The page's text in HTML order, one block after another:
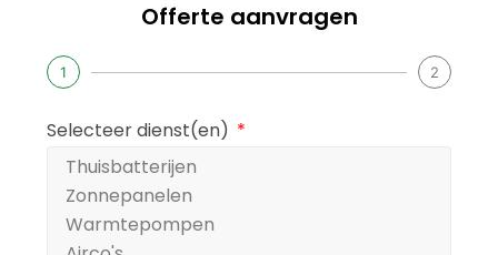
Offerte aanvragen
1 2
Selecteer dienst(en)